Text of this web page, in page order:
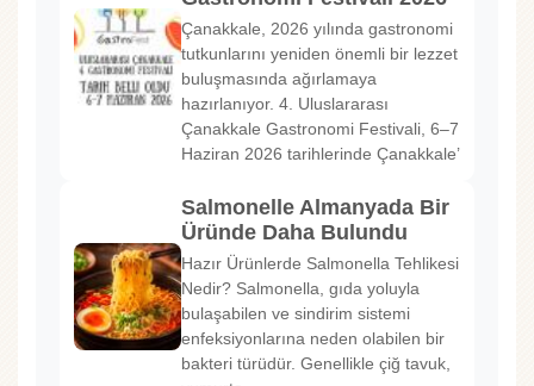
Çanakkale, 2026 yılında gastronomi
tutkunlarını yeniden önemli bir lezzet
buluşmasında ağırlamaya
hazırlanıyor. 4. Uluslararası
Çanakkale Gastronomi Festivali, 6–7
Haziran 2026 tarihlerinde Çanakkale’
Salmonelle Almanyada Bir
Üründe Daha Bulundu
Hazır Ürünlerde Salmonella Tehlikesi
Nedir? Salmonella, gıda yoluyla
bulaşabilen ve sindirim sistemi
enfeksiyonlarına neden olabilen bir
bakteri türüdür. Genellikle çiğ tavuk,